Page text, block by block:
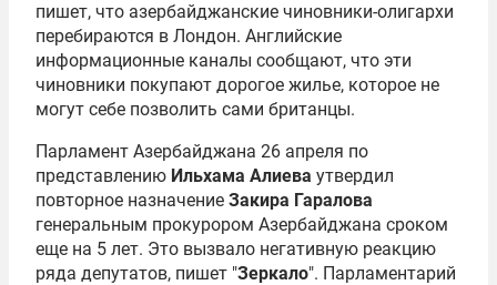
пишет, что азербайджанские чиновники-олигархи
перебираются в Лондон. Английские
информационные каналы сообщают, что эти
чиновники покупают дорогое жилье, которое не
могут себе позволить сами британцы.
Парламент Азербайджана 26 апреля по
представлению Ильхама Алиева утвердил
повторное назначение Закира Гаралова
генеральным прокурором Азербайджана сроком
еще на 5 лет. Это вызвало негативную реакцию
ряда депутатов, пишет "Зеркало". Парламентарий